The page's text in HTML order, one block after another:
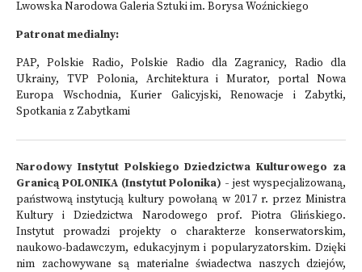
Lwowska Narodowa Galeria Sztuki im. Borysa Woźnickiego
Patronat medialny:
PAP, Polskie Radio, Polskie Radio dla Zagranicy, Radio dla
Ukrainy, TVP Polonia, Architektura i Murator, portal Nowa
Europa Wschodnia, Kurier Galicyjski, Renowacje i Zabytki,
Spotkania z Zabytkami
Narodowy Instytut Polskiego Dziedzictwa Kulturowego za
Granicą POLONIKA (Instytut Polonika) - jest wyspecjalizowaną,
państwową instytucją kultury powołaną w 2017 r. przez Ministra
Kultury i Dziedzictwa Narodowego prof. Piotra Glińskiego.
Instytut prowadzi projekty o charakterze konserwatorskim,
naukowo-badawczym, edukacyjnym i popularyzatorskim. Dzięki
nim zachowywane są materialne świadectwa naszych dziejów,